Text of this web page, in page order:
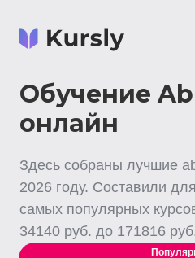
Обучение
онлайн
Здесь собраны лучшие
2026 году. Составили
самых популярных
34140 руб. до 171816